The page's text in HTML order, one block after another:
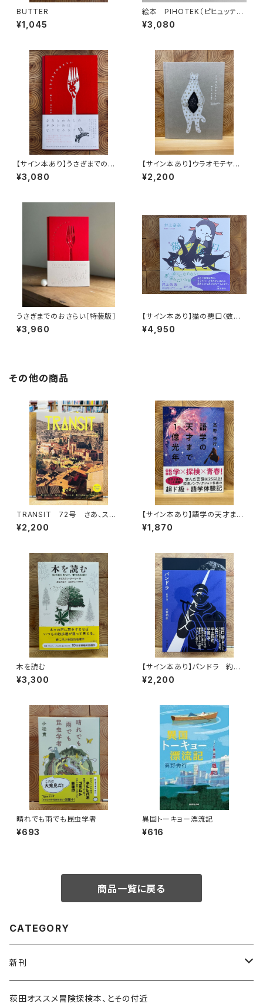
BUTTER
¥1,045
絵本 PIHOTEK（ピヒュッティ）
北極を風と歩く
¥3,080
【サイン本あり】うさぎまでのお
さらい［通常版］
¥3,080
【サイン本あり】ウラオモテヤマ
ネコ
¥2,200
うさぎまでのおさらい［特装版］
¥3,960
【サイン本あり】猫の悪口〈数量
限定・オリジナルトート付き〉
¥4,950
その他の商品
TRANSIT 72号 さあ、スペ
インへ！ 太陽と海と土の国
¥2,200
【サイン本あり】語学の天才まで
1億光年
¥1,870
木を読む
¥3,300
【サイン本あり】パンドラ 約束
の頂
¥2,200
晴れでも雨でも昆虫学者
¥693
異国トーキョー漂流記
¥616
商品一覧に戻る
CATEGORY
新刊
和書
荻田オススメ冒険探検本、とその付近